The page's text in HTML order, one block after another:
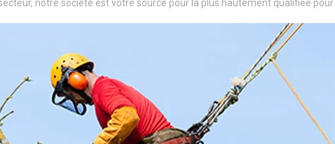
notre société est votre source pour la plus hautement qualifiée pour